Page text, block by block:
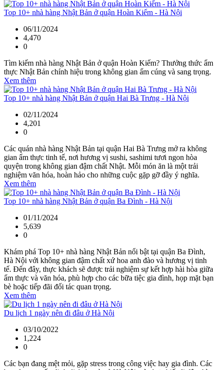
Top 10+ nhà hàng Nhật Bản ở quận Hoàn Kiếm - Hà Nội
06/11/2024
4,470
0
Tìm kiếm nhà hàng Nhật Bản ở quận Hoàn Kiếm? Thưởng thức ẩm
thực Nhật Bản chính hiệu trong không gian ấm cúng và sang trọng.
Xem thêm
Top 10+ nhà hàng Nhật Bản ở quận Hai Bà Trưng - Hà Nội
02/11/2024
4,201
0
Các quán nhà hàng Nhật Bản tại quận Hai Bà Trưng mở ra không
gian ẩm thực tinh tế, nơi hương vị sushi, sashimi tươi ngon hòa
quyện trong không gian đậm chất Nhật. Mỗi món ăn là một trải
nghiệm văn hóa, hoàn hảo cho những cuộc gặp gỡ đầy ý nghĩa.
Xem thêm
Top 10+ nhà hàng Nhật Bản ở quận Ba Đình - Hà Nội
01/11/2024
5,639
0
Khám phá Top 10+ nhà hàng Nhật Bản nổi bật tại quận Ba Đình,
Hà Nội với không gian đậm chất xứ hoa anh đào và hương vị tinh
tế. Đến đây, thực khách sẽ được trải nghiệm sự kết hợp hài hòa giữa
ẩm thực và văn hóa, phù hợp cho các bữa tiệc gia đình, họp mặt bạn
bè hoặc tiếp đãi đối tác quan trọng.
Xem thêm
Du lịch 1 ngày nên đi đâu ở Hà Nội
03/10/2022
1,224
0
Các bạn đang mệt mỏi, gặp stress trong công việc hay gia đình. Các